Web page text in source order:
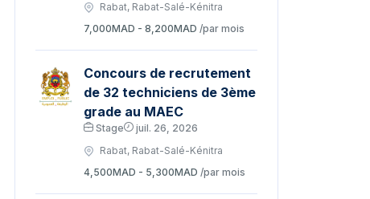
Rabat, Rabat-Salé-Kénitra
7,000MAD - 8,200MAD /par mois
Concours de recrutement
de 32 techniciens de 3ème
grade au MAEC
Stage
juil. 26, 2026
Rabat, Rabat-Salé-Kénitra
4,500MAD - 5,300MAD /par mois